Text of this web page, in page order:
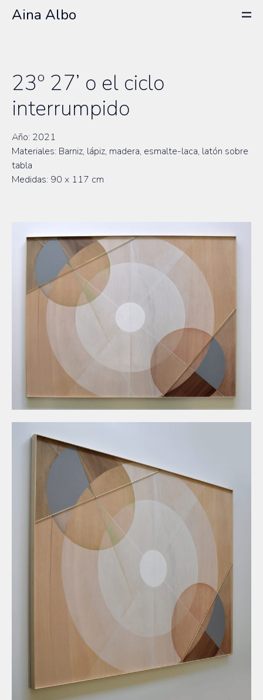
Aina Albo
23º 27’ o el ciclo
interrumpido
Año: 2021
Materiales: Barniz, lápiz, madera, esmalte-laca, latón sobre
tabla
Medidas: 90 x 117 cm